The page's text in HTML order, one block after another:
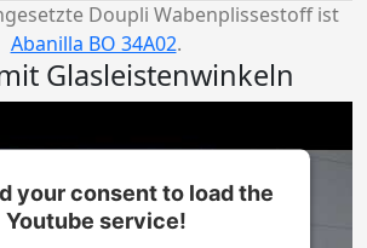
Doupli Wabenplissestoff ist
Abanilla BO 34A02.
Glasleistenwinkeln
your consent to load the
Youtube service!